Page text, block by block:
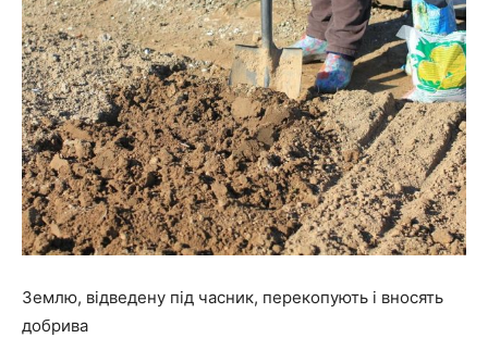
Землю, відведену під часник, перекопують і вносять
добрива